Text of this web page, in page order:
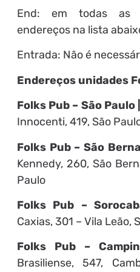
End: em todas as
endereços na lista
Entrada: Não é
Endereços unidades
Folks Pub – São Paulo |
Innocenti, 419, São
Folks Pub – São
Kennedy, 260, São
Paulo
Folks Pub –
Caxias, 301 – Vila Leão,
Folks Pub –
Brasiliense, 547,